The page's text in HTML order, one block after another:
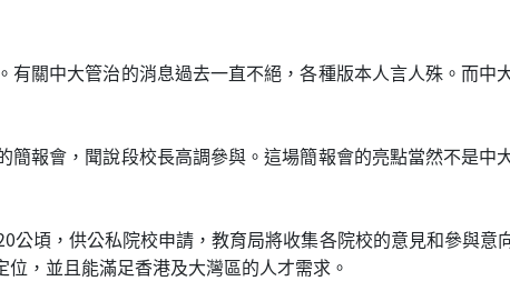
關中大管治的消息過去一直不絕，各種版本人言人殊。而中
報會，聞說段校長高調參與。這場簡報會的亮點當然不是中
頃，供公私院校申請，教育局將收集各院校的意見和參與意
，並且能滿足香港及大灣區的人才需求。